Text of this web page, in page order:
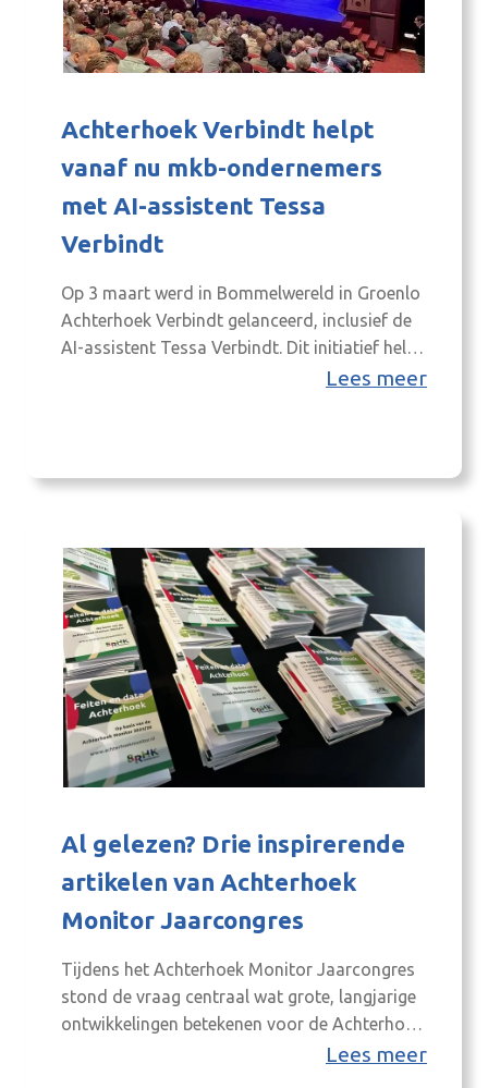
Achterhoek Verbindt helpt
vanaf nu mkb-ondernemers
met AI-assistent Tessa
Verbindt
Op 3 maart werd in Bommelwereld in Groenlo
Achterhoek Verbindt gelanceerd, inclusief de
AI-assistent Tessa Verbindt. Dit initiatief helpt
MKB-ondernemers sneller en gerichter met
kennisevent in samenwerking met VNO NCW,
Lees meer
Al gelezen? Drie inspirerende
artikelen van Achterhoek
Monitor Jaarcongres
Tijdens het Achterhoek Monitor Jaarcongres
stond de vraag centraal wat grote, langjarige
ontwikkelingen betekenen voor de Achterhoek
en voor de visie richting 2050. Drie artikelen
Lees meer